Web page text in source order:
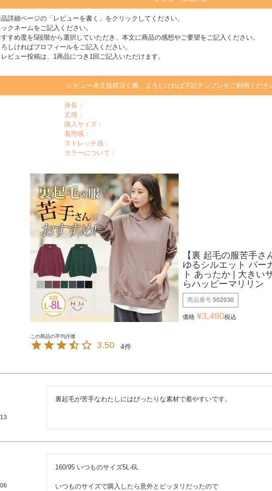
詳細ページの「レビューを書く」をクリックしてください。
クネームをご記入ください。
すめ度を5段階から選択していただき、本文に商品の感想やご要望をご記入ください。
しければプロフィールをご記入ください。
ビュー投稿は、1商品につき1回ご記入いただけます。
レビュー本文投稿頂く際、よろしければ下記テンプレをご利用くださ
身長：
丈感：
購入サイズ：
着用感：
ストレッチ感：
カラーについて：
【裏 起毛の服苦手さ
ゆるシルエット パー
ト あったか | 大きい
らハッピーマリリン
商品番号 502030
価格 ¥3,490税込
3.50 4
裏起毛が苦手なわたしにはぴったりな素材で着やすいです。
160/95 いつものサイズ5L-6L
いつものサイズで購入したら意外とピッタリだったので